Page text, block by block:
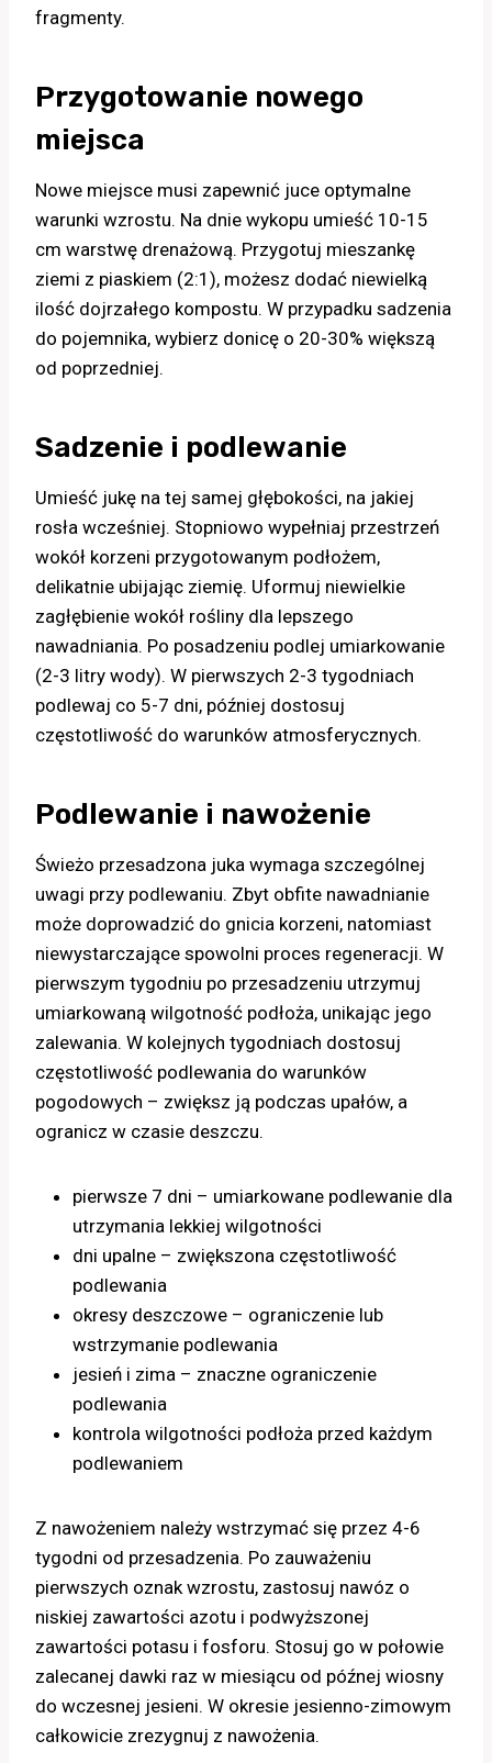
fragmenty.
Przygotowanie nowego
miejsca
Nowe miejsce musi zapewnić juce optymalne
warunki wzrostu. Na dnie wykopu umieść 10-15
cm warstwę drenażową. Przygotuj mieszankę
ziemi z piaskiem (2:1), możesz dodać niewielką
ilość dojrzałego kompostu. W przypadku sadzenia
do pojemnika, wybierz donicę o 20-30% większą
od poprzedniej.
Sadzenie i podlewanie
Umieść jukę na tej samej głębokości, na jakiej
rosła wcześniej. Stopniowo wypełniaj przestrzeń
wokół korzeni przygotowanym podłożem,
delikatnie ubijając ziemię. Uformuj niewielkie
zagłębienie wokół rośliny dla lepszego
nawadniania. Po posadzeniu podlej umiarkowanie
(2-3 litry wody). W pierwszych 2-3 tygodniach
podlewaj co 5-7 dni, później dostosuj
częstotliwość do warunków atmosferycznych.
Podlewanie i nawożenie
Świeżo przesadzona juka wymaga szczególnej
uwagi przy podlewaniu. Zbyt obfite nawadnianie
może doprowadzić do gnicia korzeni, natomiast
niewystarczające spowolni proces regeneracji. W
pierwszym tygodniu po przesadzeniu utrzymuj
umiarkowaną wilgotność podłoża, unikając jego
zalewania. W kolejnych tygodniach dostosuj
częstotliwość podlewania do warunków
pogodowych – zwiększ ją podczas upałów, a
ogranicz w czasie deszczu.
pierwsze 7 dni – umiarkowane podlewanie dla
utrzymania lekkiej wilgotności
dni upalne – zwiększona częstotliwość
podlewania
okresy deszczowe – ograniczenie lub
wstrzymanie podlewania
jesień i zima – znaczne ograniczenie
podlewania
kontrola wilgotności podłoża przed każdym
podlewaniem
Z nawożeniem należy wstrzymać się przez 4-6
tygodni od przesadzenia. Po zauważeniu
pierwszych oznak wzrostu, zastosuj nawóz o
niskiej zawartości azotu i podwyższonej
zawartości potasu i fosforu. Stosuj go w połowie
zalecanej dawki raz w miesiącu od późnej wiosny
do wczesnej jesieni. W okresie jesienno-zimowym
całkowicie zrezygnuj z nawożenia.